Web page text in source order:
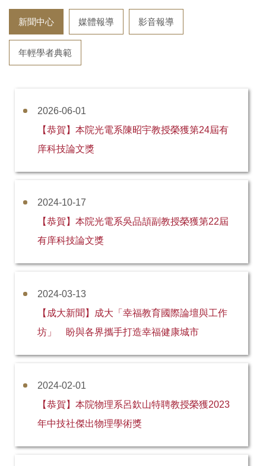
組織成員
系所介紹
院級中心
理學院教室借用
理學院共儀平台
研究團隊
榮譽獎項
新聞報導
升等專區
系所招生
國際化
特色課程
新聞中心 媒體報導 影音報導
年輕學者典範
2026-06-01
【恭賀】本院光電系陳昭宇教授榮獲第24屆有
庠科技論文獎
2024-10-17
【恭賀】本院光電系吳品頡副教授榮獲第22屆
有庠科技論文獎
2024-03-13
【成大新聞】成大「幸福教育國際論壇與工作
坊」 盼與各界攜手打造幸福健康城市
2024-02-01
【恭賀】本院物理系呂欽山特聘教授榮獲2023
年中技社傑出物理學術獎